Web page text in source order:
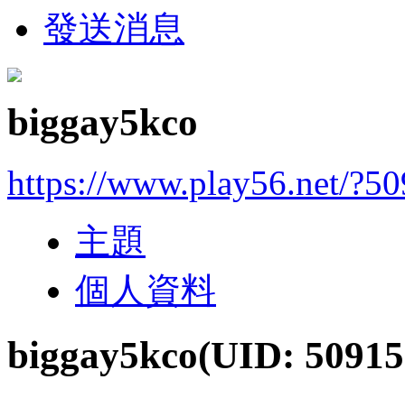
發送消息
biggay5kco
https://www.play56.net/
主題
個人資料
biggay5kco(UID: